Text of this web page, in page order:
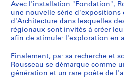
d
e
M
o
t
r
o
j
e
t
'
o
4
AP066.S3.D3
b
u
r
e
u
x
1
9
8
7
1
9
AP066.S3.D7
1
9
9
0
t
r
é
a
,
1
t
é
d
e
o
n
m
a
i
s
n
,
8
4
AP066.S3.D14
s
,
1
9
6
-
1
Avec l'installation "Fondation",
une nouvelle série d'expositions
d'Architecture dans lesquelles
régionaux sont invités à créer
afin de stimuler l'exploration en
Finalement, par sa recherche et
Rousseau se démarque comme
génération et un rare poète de